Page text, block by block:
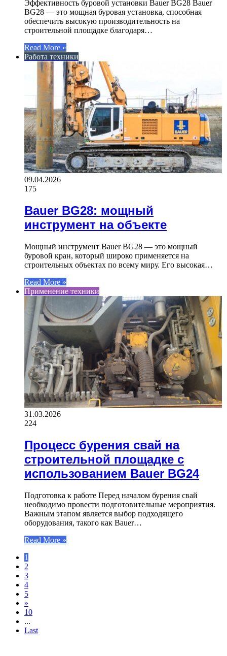
Эффективность буровой установки Bauer BG28 Bauer
BG28 — это мощная буровая установка, способная
обеспечить высокую производительность на
строительной площадке благодаря…
Read More »
Работа техники
09.04.2026
175
Bauer BG28: мощный
инструмент на объекте
Мощный инструмент Bauer BG28 — это мощный
буровой кран, который широко применяется на
строительных объектах по всему миру. Его высокая…
Read More »
Применение техники
31.03.2026
224
Процесс бурения свай на
строительной площадке с
использованием Bauer BG24
Подготовка к работе Перед началом бурения свай
необходимо провести подготовительные мероприятия.
Важным этапом является выбор подходящего
оборудования, такого как Bauer…
Read More »
1
2
3
4
5
»
10
...
Last